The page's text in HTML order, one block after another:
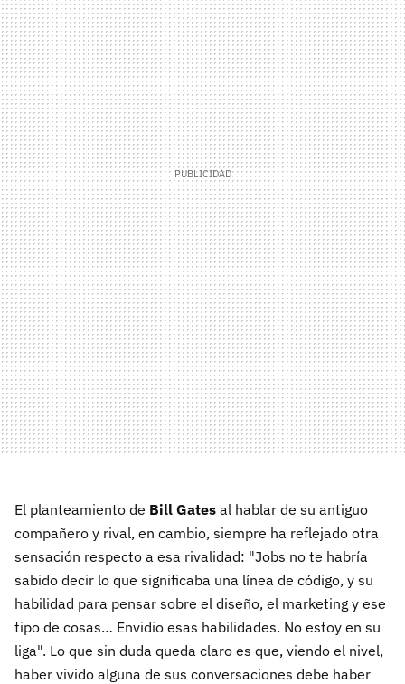
El planteamiento de Bill Gates al hablar de su antiguo
compañero y rival, en cambio, siempre ha reflejado otra
sensación respecto a esa rivalidad: "Jobs no te habría
sabido decir lo que significaba una línea de código, y su
habilidad para pensar sobre el diseño, el marketing y ese
tipo de cosas… Envidio esas habilidades. No estoy en su
liga". Lo que sin duda queda claro es que, viendo el nivel,
haber vivido alguna de sus conversaciones debe haber